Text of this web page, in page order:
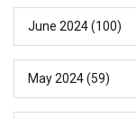
June 2024(100)
May 2024(59)